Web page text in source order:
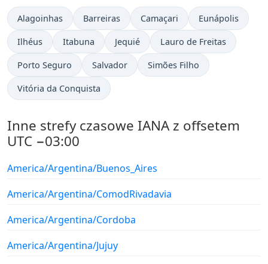
Alagoinhas Barreiras Camaçari Eunápolis
Ilhéus Itabuna Jequié Lauro de Freitas
Porto Seguro Salvador Simões Filho
Vitória da Conquista
Inne strefy czasowe IANA z offsetem
UTC −03:00
America/Argentina/Buenos_Aires
America/Argentina/ComodRivadavia
America/Argentina/Cordoba
America/Argentina/Jujuy